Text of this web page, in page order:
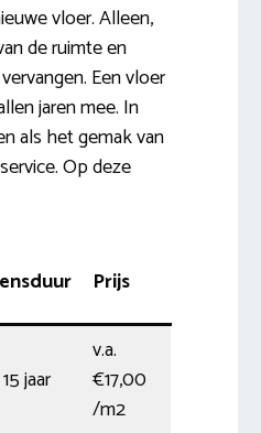
vloer. Alleen,
de ruimte en
Een vloer
jaren mee. In
als het gemak van
Op deze
Prijs
jaar
v.a.
€17,00
/m2